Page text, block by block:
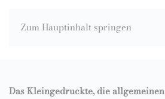
Zum Hauptinhalt springen
Das Kleingedruckte, die allgemeinen